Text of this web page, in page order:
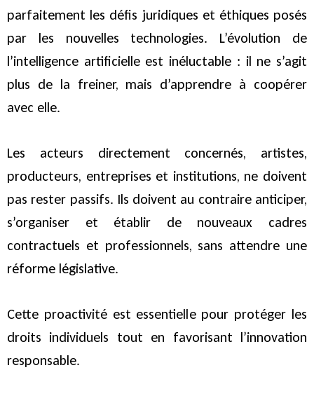
parfaitement les défis juridiques et éthiques posés
par les nouvelles technologies. L’évolution de
l’intelligence artificielle est inéluctable : il ne s’agit
plus de la freiner, mais d’apprendre à coopérer
avec elle.
Les acteurs directement concernés, artistes,
producteurs, entreprises et institutions, ne doivent
pas rester passifs. Ils doivent au contraire anticiper,
s’organiser et établir de nouveaux cadres
contractuels et professionnels, sans attendre une
réforme législative.
Cette proactivité est essentielle pour protéger les
droits individuels tout en favorisant l’innovation
responsable.